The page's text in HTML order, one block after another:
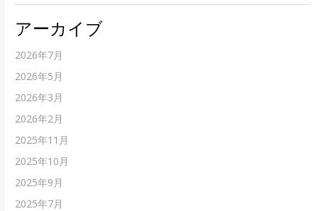
アーカイブ
2026年7月
2026年5月
2026年3月
2026年2月
2025年11月
2025年10月
2025年9月
2025年7月